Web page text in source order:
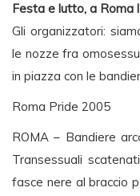
Festa e lutto, a Roma
Gli organizzatori:
le nozze fra
in piazza con le
Roma Pride 2005
ROMA – Bandiere
Transessuali
fasce nere al braccio